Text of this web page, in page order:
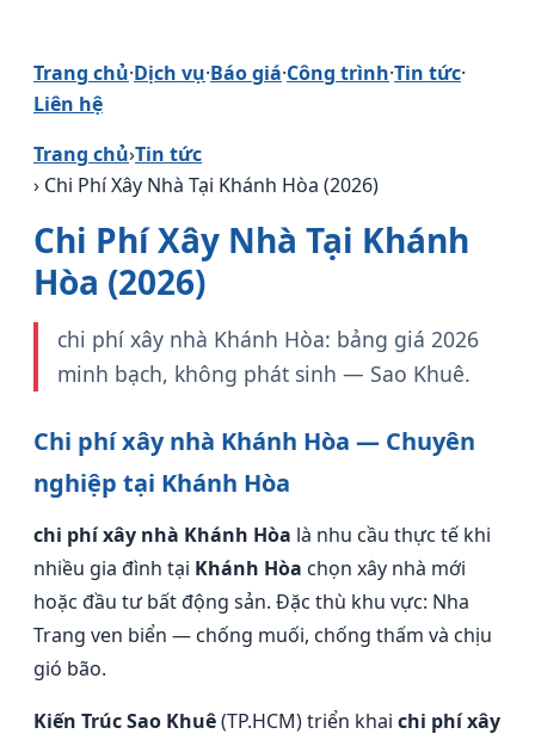
Trang chủ·Dịch vụ·Báo giá·Công trình·Tin tức·
Liên hệ
Trang chủ›Tin tức
› Chi Phí Xây Nhà Tại Khánh Hòa (2026)
Chi Phí Xây Nhà Tại Khánh
Hòa (2026)
chi phí xây nhà Khánh Hòa: bảng giá 2026
minh bạch, không phát sinh — Sao Khuê.
Chi phí xây nhà Khánh Hòa — Chuyên
nghiệp tại Khánh Hòa
chi phí xây nhà Khánh Hòa là nhu cầu thực tế khi
nhiều gia đình tại Khánh Hòa chọn xây nhà mới
hoặc đầu tư bất động sản. Đặc thù khu vực: Nha
Trang ven biển — chống muối, chống thấm và chịu
gió bão.
Kiến Trúc Sao Khuê(TP.HCM) triển khai chi phí xây